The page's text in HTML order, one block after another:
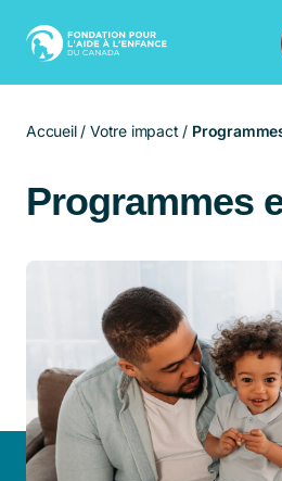
Accueil/Votre impact /
Programmes